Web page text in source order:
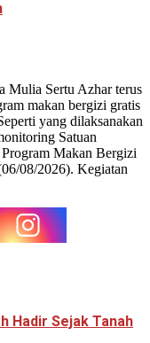
Mulia Sertu Azhar terus
makan bergizi gratis
yang dilaksanakan
Satuan
Makan Bergizi
08/2026). Kegiatan
Hadir Sejak Tanah